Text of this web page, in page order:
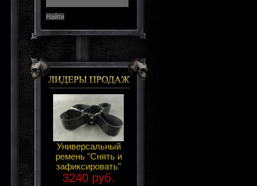
Универсальный
ремень "Снять и
зафиксировать"
3240 руб.